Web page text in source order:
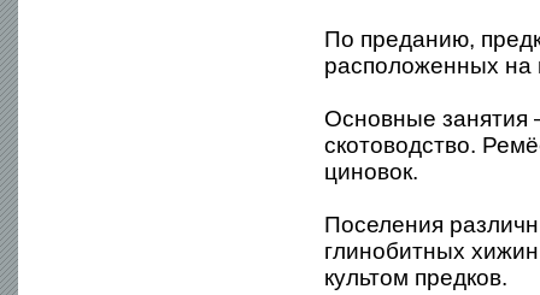
По преданию,
расположенных на
Основные занятия
скотоводство.
циновок.
Поселения
глинобитных
культом предков.